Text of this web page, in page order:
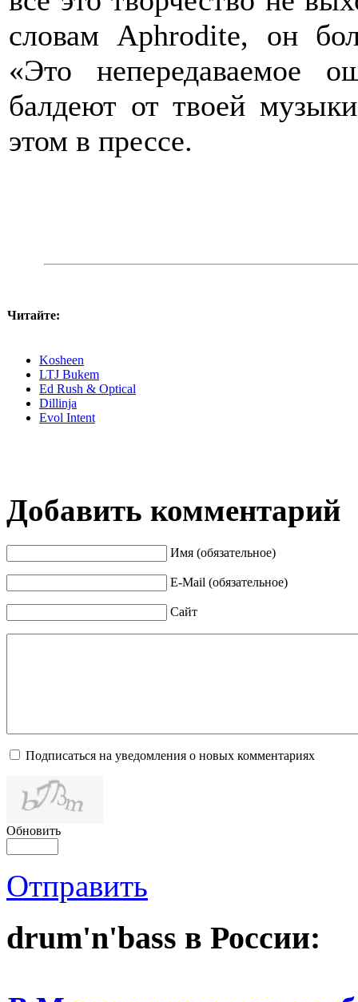
словам Aphrodite, он
«Это непередаваемое
балдеют от твоей
этом в прессе.
Читайте:
Kosheen
LTJ Bukem
Ed Rush & Optical
Dillinja
Evol Intent
Добавить комментарий
Имя (обязательное)
E-Mail (обязательное)
Сайт
Подписаться на уведомления о новых комментариях
Обновить
Отправить
drum'n'bass в России: